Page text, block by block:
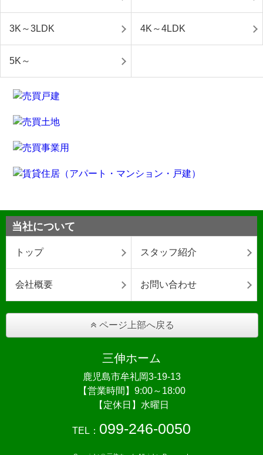
3K～3LDK 4K～4LDK
5K～
当社について
トップ スタッフ紹介
会社概要 お問い合わせ
ページ上部へ戻る
三伸ホーム
鹿児島市牟礼岡3-19-13
【営業時間】9:00～18:00
【定休日】水曜日
TEL： 099-246-0050